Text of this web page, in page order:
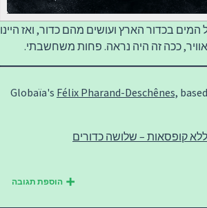
המים בכדור הארץ ועושים מהם כדור, ואז היינו
ככה זה היה נראה. פחות משחשבתי.
Félix Pharand-Deschênes,
קופסאות – שלושה כדורים
הוספת תגובה